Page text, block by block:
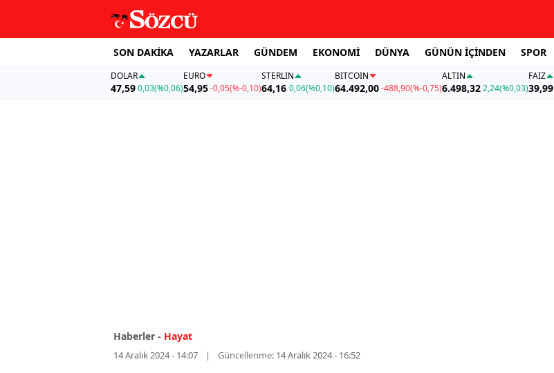
SON DAKİKA YAZARLAR GÜNDEM EKONOMİ DÜNYA GÜNÜN İÇİNDEN SPOR
DOLAR
47,590,03(%0,06)
EURO
54,95 -0,05(%-0,10)
STERLIN
64,16 0,06(%0,10)
BITCOIN
64.492,00-488,90(%-0,75)
ALTIN
6.498,322,24(%0,03)
FAİZ
39,99
Haberler - Hayat
14 Aralık 2024 - 14:07 Güncellenme: 14 Aralık 2024 - 16:52